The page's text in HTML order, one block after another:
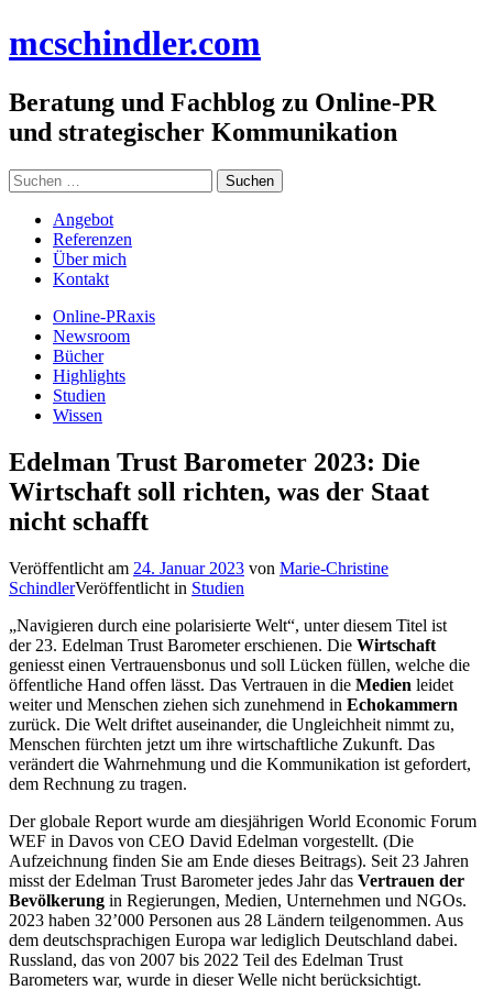
Inhalt
mcschindler.com
Beratung und Fachblog zu Online-PR
und strategischer Kommunikation
Suchen
nach:
Angebot
Referenzen
Über mich
Kontakt
Online-PRaxis
Newsroom
Bücher
Highlights
Studien
Wissen
Edelman Trust Barometer 2023: Die
Wirtschaft soll richten, was der Staat
nicht schafft
Veröffentlicht am 24. Januar 2023 von Marie-Christine
SchindlerVeröffentlicht in Studien
„Navigieren durch eine polarisierte Welt“, unter diesem Titel ist
der 23. Edelman Trust Barometer erschienen. Die Wirtschaft
geniesst einen Vertrauensbonus und soll Lücken füllen, welche die
öffentliche Hand offen lässt. Das Vertrauen in die Medien leidet
weiter und Menschen ziehen sich zunehmend in Echokammern
zurück. Die Welt driftet auseinander, die Ungleichheit nimmt zu,
Menschen fürchten jetzt um ihre wirtschaftliche Zukunft. Das
verändert die Wahrnehmung und die Kommunikation ist gefordert,
dem Rechnung zu tragen.
Der globale Report wurde am diesjährigen World Economic Forum
WEF in Davos von CEO David Edelman vorgestellt. (Die
Aufzeichnung finden Sie am Ende dieses Beitrags). Seit 23 Jahren
misst der Edelman Trust Barometer jedes Jahr das Vertrauen der
Bevölkerung in Regierungen, Medien, Unternehmen und NGOs.
2023 haben 32’000 Personen aus 28 Ländern teilgenommen. Aus
dem deutschsprachigen Europa war lediglich Deutschland dabei.
Russland, das von 2007 bis 2022 Teil des Edelman Trust
Barometers war, wurde in dieser Welle nicht berücksichtigt.